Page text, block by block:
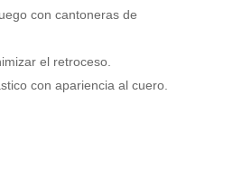
con cantoneras de
el retroceso.
con apariencia al cuero.